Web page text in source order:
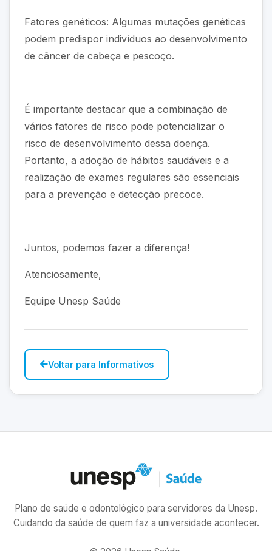
Fatores genéticos: Algumas mutações genéticas
podem predispor indivíduos ao desenvolvimento
de câncer de cabeça e pescoço.
É importante destacar que a combinação de
vários fatores de risco pode potencializar o
risco de desenvolvimento dessa doença.
Portanto, a adoção de hábitos saudáveis e a
realização de exames regulares são essenciais
para a prevenção e detecção precoce.
Juntos, podemos fazer a diferença!
Atenciosamente,
Equipe Unesp Saúde
Voltar para Informativos
Plano de saúde e odontológico para servidores da Unesp.
Cuidando da saúde de quem faz a universidade acontecer.